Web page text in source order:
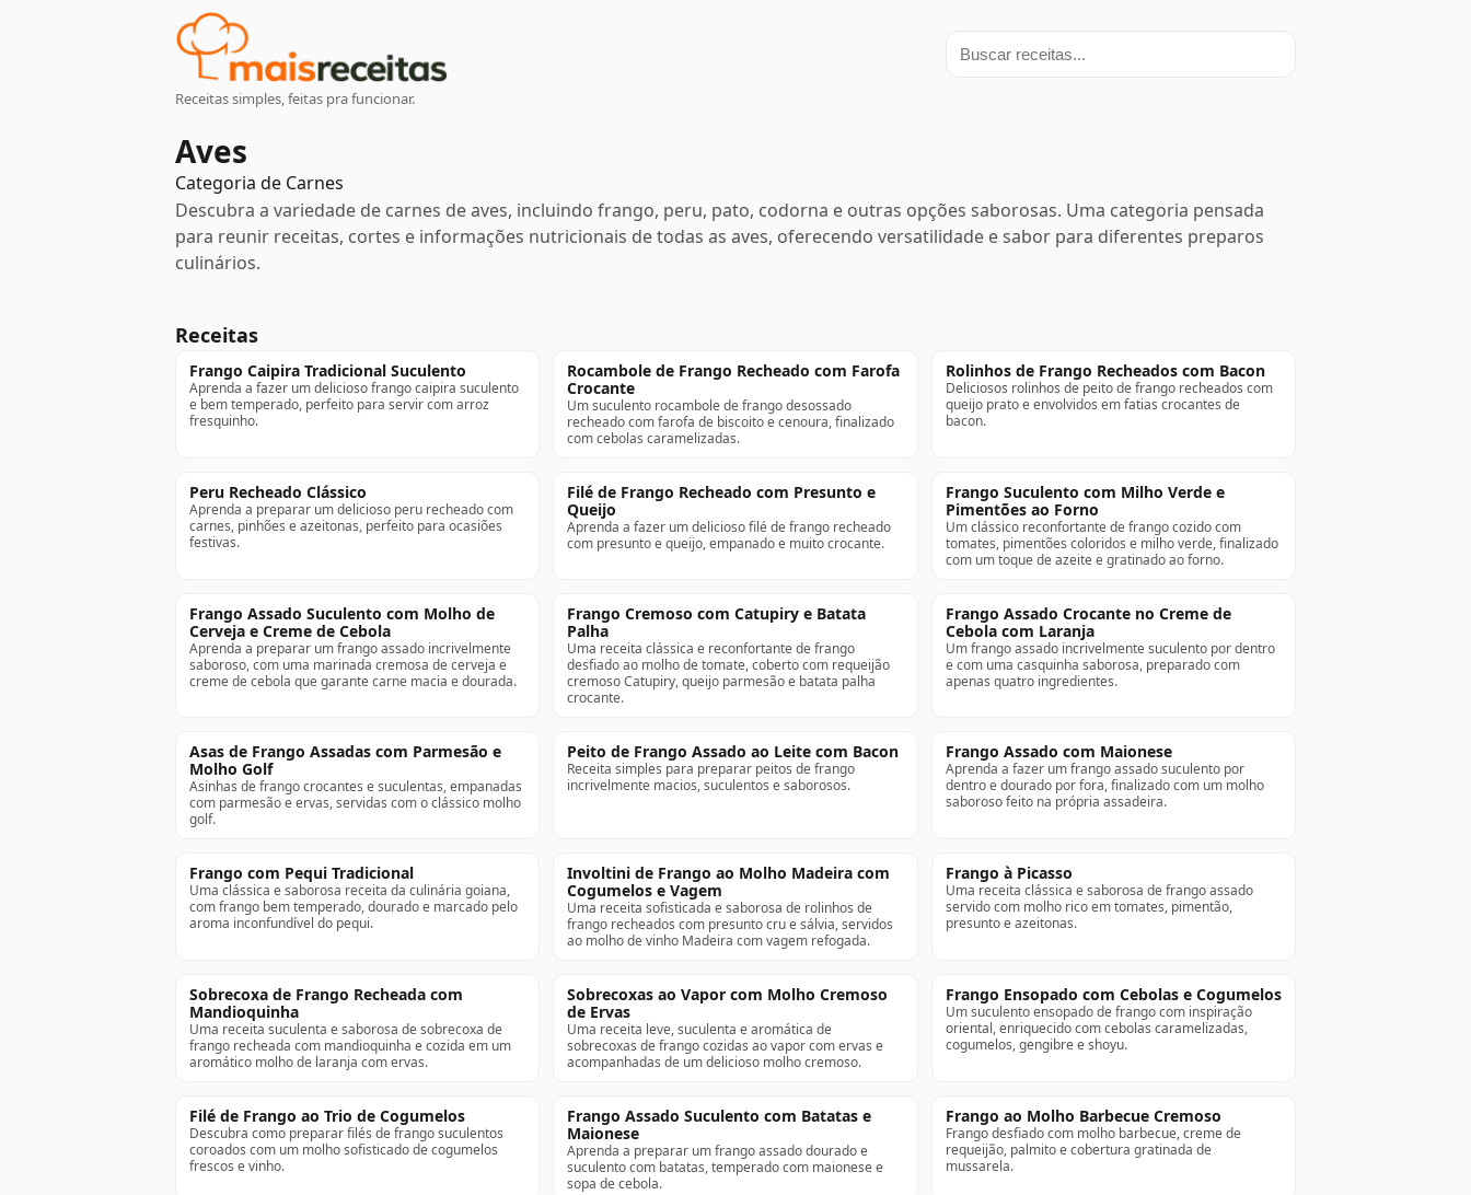
Receitas simples, feitas pra funcionar.
Buscar receitas
Aves
Categoria de Carnes
Descubra a variedade de carnes de aves, incluindo frango, peru, pato, codorna e outras opções saborosas. Uma categoria pensada
para reunir receitas, cortes e informações nutricionais de todas as aves, oferecendo versatilidade e sabor para diferentes preparos
culinários.
Receitas
Frango Caipira Tradicional Suculento
Aprenda a fazer um delicioso frango caipira suculento
e bem temperado, perfeito para servir com arroz
fresquinho.
Rocambole de Frango Recheado com Farofa
Crocante
Um suculento rocambole de frango desossado
recheado com farofa de biscoito e cenoura, finalizado
com cebolas caramelizadas.
Rolinhos de Frango Recheados com Bacon
Deliciosos rolinhos de peito de frango recheados com
queijo prato e envolvidos em fatias crocantes de
bacon.
Peru Recheado Clássico
Aprenda a preparar um delicioso peru recheado com
carnes, pinhões e azeitonas, perfeito para ocasiões
festivas.
Filé de Frango Recheado com Presunto e
Queijo
Aprenda a fazer um delicioso filé de frango recheado
com presunto e queijo, empanado e muito crocante.
Frango Suculento com Milho Verde e
Pimentões ao Forno
Um clássico reconfortante de frango cozido com
tomates, pimentões coloridos e milho verde, finalizado
com um toque de azeite e gratinado ao forno.
Frango Assado Suculento com Molho de
Cerveja e Creme de Cebola
Aprenda a preparar um frango assado incrivelmente
saboroso, com uma marinada cremosa de cerveja e
creme de cebola que garante carne macia e dourada.
Frango Cremoso com Catupiry e Batata
Palha
Uma receita clássica e reconfortante de frango
desfiado ao molho de tomate, coberto com requeijão
cremoso Catupiry, queijo parmesão e batata palha
crocante.
Frango Assado Crocante no Creme de
Cebola com Laranja
Um frango assado incrivelmente suculento por dentro
e com uma casquinha saborosa, preparado com
apenas quatro ingredientes.
Asas de Frango Assadas com Parmesão e
Molho Golf
Asinhas de frango crocantes e suculentas, empanadas
com parmesão e ervas, servidas com o clássico molho
golf.
Peito de Frango Assado ao Leite com Bacon
Receita simples para preparar peitos de frango
incrivelmente macios, suculentos e saborosos.
Frango Assado com Maionese
Aprenda a fazer um frango assado suculento por
dentro e dourado por fora, finalizado com um molho
saboroso feito na própria assadeira.
Frango com Pequi Tradicional
Uma clássica e saborosa receita da culinária goiana,
com frango bem temperado, dourado e marcado pelo
aroma inconfundível do pequi.
Involtini de Frango ao Molho Madeira com
Cogumelos e Vagem
Uma receita sofisticada e saborosa de rolinhos de
frango recheados com presunto cru e sálvia, servidos
ao molho de vinho Madeira com vagem refogada.
Frango à Picasso
Uma receita clássica e saborosa de frango assado
servido com molho rico em tomates, pimentão,
presunto e azeitonas.
Sobrecoxa de Frango Recheada com
Mandioquinha
Uma receita suculenta e saborosa de sobrecoxa de
frango recheada com mandioquinha e cozida em um
aromático molho de laranja com ervas.
Sobrecoxas ao Vapor com Molho Cremoso
de Ervas
Uma receita leve, suculenta e aromática de
sobrecoxas de frango cozidas ao vapor com ervas e
acompanhadas de um delicioso molho cremoso.
Frango Ensopado com Cebolas e Cogumelos
Um suculento ensopado de frango com inspiração
oriental, enriquecido com cebolas caramelizadas,
cogumelos, gengibre e shoyu.
Filé de Frango ao Trio de Cogumelos
Descubra como preparar filés de frango suculentos
coroados com um molho sofisticado de cogumelos
frescos e vinho.
Frango Assado Suculento com Batatas e
Maionese
Aprenda a preparar um frango assado dourado e
suculento com batatas, temperado com maionese e
sopa de cebola.
Frango ao Molho Barbecue Cremoso
Frango desfiado com molho barbecue, creme de
requeijão, palmito e cobertura gratinada de
mussarela.